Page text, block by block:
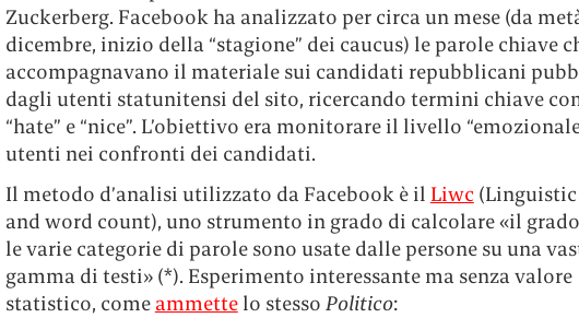
Zuckerberg. Facebook ha analizzato per circa un mese (da
dicembre, inizio della “stagione” dei caucus) le parole chiave
accompagnavano il materiale sui candidati repubblicani
dagli utenti statunitensi del sito, ricercando termini chiave
“hate” e “nice”. L’obiettivo era monitorare il livello
utenti nei confronti dei candidati.
Il metodo d’analisi utilizzato da Facebook è il Liwc
and word count), uno strumento in grado di calcolare «il
le varie categorie di parole sono usate dalle persone su una
gamma di testi» (*). Esperimento interessante ma senza valore
statistico, come ammettelo stesso Politico: